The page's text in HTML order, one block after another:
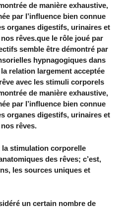
de manière exhaustive,
par l’influence bien connue
organes digestifs, urinaires et
rêves.que le rôle joué par
semble être démontré par
hypnagogiques dans
relation largement acceptée
avec les stimuli corporels
de manière exhaustive,
par l’influence bien connue
organes digestifs, urinaires et
rêves.
stimulation corporelle
des rêves; c’est,
les sources uniques et
un certain nombre de